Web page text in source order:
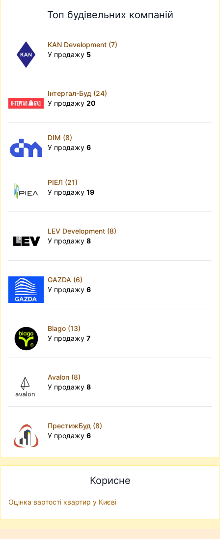
Топ будівельних компаній
KAN Development (7)
У продажу 5
Інтергал-Буд (24)
У продажу 20
DIM (8)
У продажу 6
РІЕЛ (21)
У продажу 19
LEV Development (8)
У продажу 8
GAZDA (6)
У продажу 6
Blago (13)
У продажу 7
Avalon (8)
У продажу 8
ПрестижБуд (8)
У продажу 6
Корисне
Оцінка вартості квартир у Києві